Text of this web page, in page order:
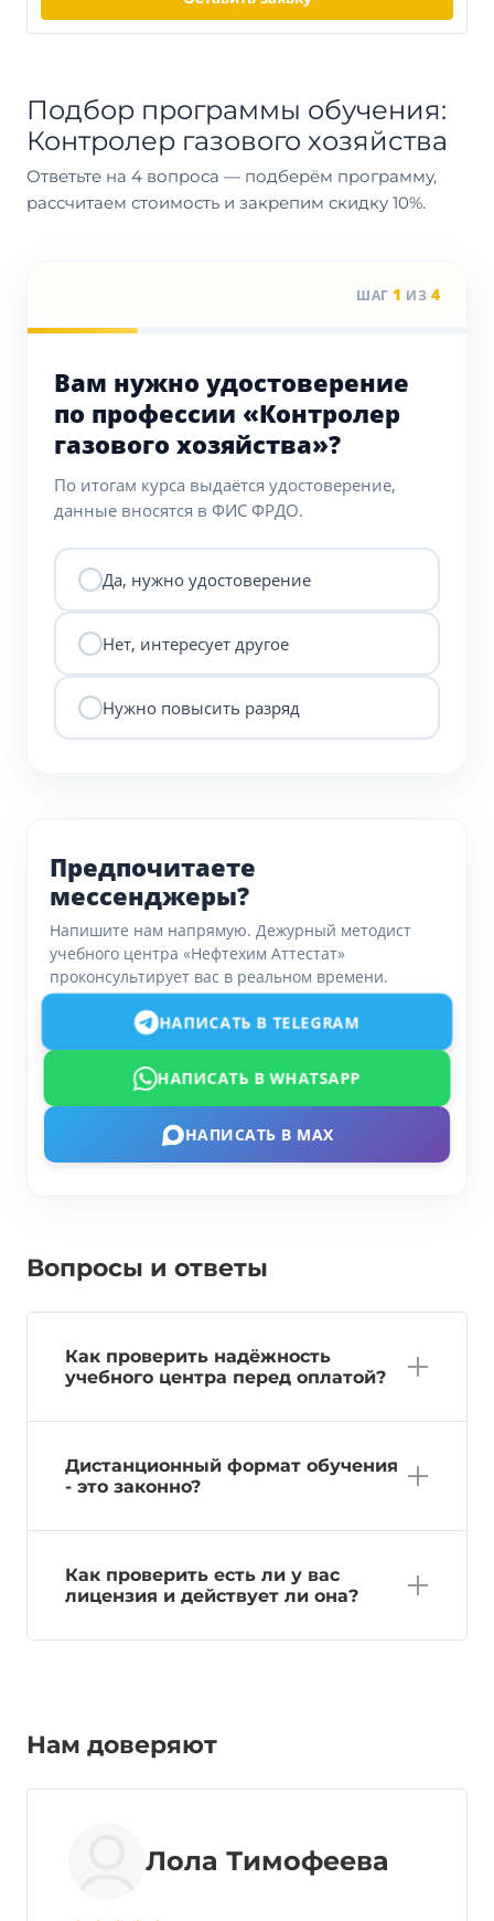
Подбор программы обучения:
Контролер газового хозяйства
Ответьте на 4 вопроса — подберём программу,
рассчитаем стоимость и закрепим скидку 10%.
ШАГ 1 ИЗ 4
Вам нужно удостоверение
по профессии «Контролер
газового хозяйства»?
По итогам курса выдаётся удостоверение,
данные вносятся в ФИС ФРДО.
Да, нужно удостоверение
Нет, интересует другое
Нужно повысить разряд
Предпочитаете
мессенджеры?
Напишите нам напрямую. Дежурный методист
учебного центра «Нефтехим Аттестат»
проконсультирует вас в реальном времени.
НАПИСАТЬ В TELEGRAM
НАПИСАТЬ В WHATSAPP
НАПИСАТЬ В MAX
Вопросы и ответы
Как проверить надёжность
учебного центра перед оплатой?
Дистанционный формат обучения
- это законно?
Как проверить есть ли у вас
лицензия и действует ли она?
Нам доверяют
Лола Тимофеева